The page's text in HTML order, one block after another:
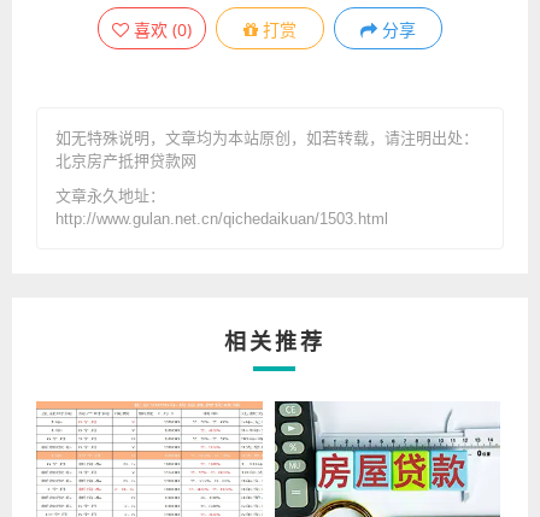
喜欢 (0) 打赏 分享
如无特殊说明，文章均为本站原创 ，如若转载，请注明出处：
北京房产抵押贷款网
文章永久地址：
http://www.gulan.net.cn/qichedaikuan/1503.html
相关推荐